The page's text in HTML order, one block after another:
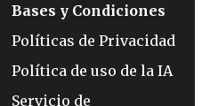
Bases y Condiciones
Políticas de Privacidad
Política de uso de la IA
Servicio de